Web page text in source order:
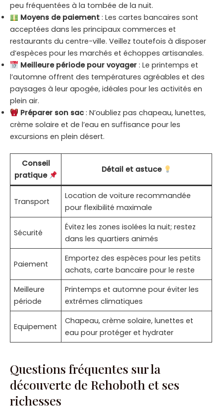
peu fréquentées à la tombée de la nuit.
Moyens de paiement: Les cartes bancaires sont
acceptées dans les principaux commerces et
restaurants du centre-ville. Veillez toutefois à disposer
d’espèces pour les marchés et échoppes artisanales.
Meilleure période pour voyager: Le printemps et
l’automne offrent des températures agréables et des
paysages à leur apogée, idéales pour les activités en
plein air.
Préparer son sac: N’oubliez pas chapeau, lunettes,
crème solaire et de l’eau en suffisance pour les
excursions en plein désert.
Conseil
pratique
Détail et astuce
Transport
Location de voiture recommandée
pour flexibilité maximale
Sécurité
Évitez les zones isolées la nuit; restez
dans les quartiers animés
Paiement
Emportez des espèces pour les petits
achats, carte bancaire pour le reste
Meilleure
période
Printemps et automne pour éviter les
extrêmes climatiques
Equipement
Chapeau, crème solaire, lunettes et
eau pour protéger et hydrater
Questions fréquentes sur la
découverte de Rehoboth et ses
richesses